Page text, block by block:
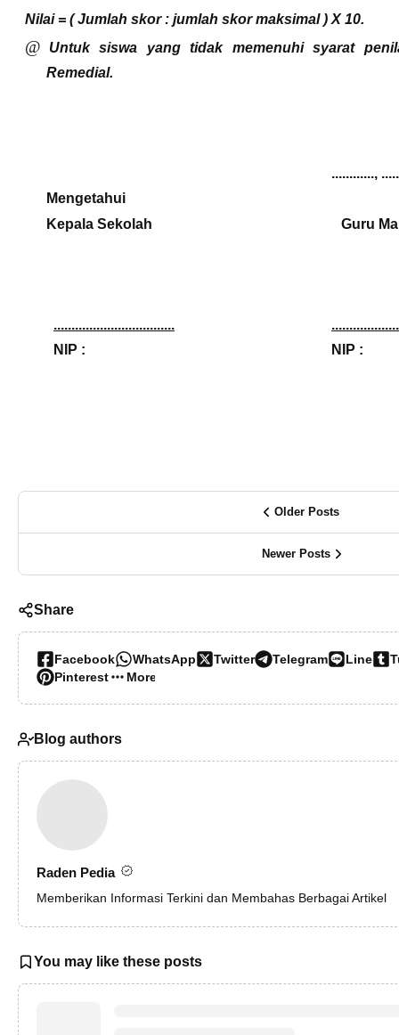
Nilai = ( Jumlah skor : jumlah skor maksimal ) X 10.
@
Untuk siswa yang tidak memenuhi syarat
Remedial.
............,
Kepala Sekolah Guru
..................................
NIP : NIP :
Older Posts
Newer Posts
Share
Facebook WhatsApp Twitter Telegram Line
Pinterest
More…
Blog authors
Raden Pedia
Memberikan Informasi Terkini dan Membahas Berbagai Artikel
You may like these posts